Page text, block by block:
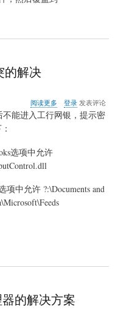
的解决
阅读更多
于
COMODO
冲
突
登录发表评论
能进入工行网银，提示密
选项中允许
项中允许 ?:\Documents and
的解决方案